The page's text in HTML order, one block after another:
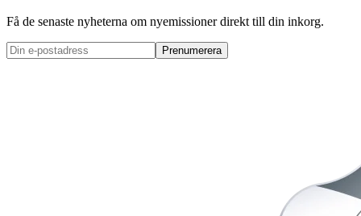
Få de senaste nyheterna om nyemissioner direkt till din inkorg.
Prenumerera